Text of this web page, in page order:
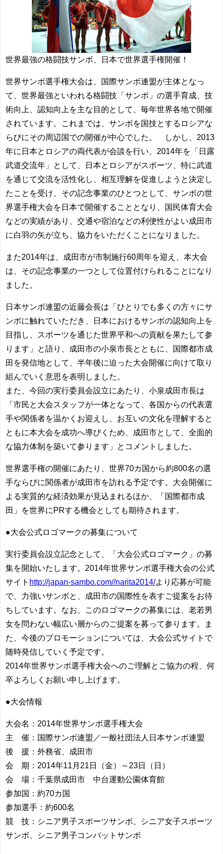
世界最強の格闘技サンボ、日本で世界選手権開催！
世界サンボ選手権大会は、国際サンボ連盟が主体となっ
て、世界最強といわれる格闘技「サンボ」の選手育成、技
術向上、認知向上を主な目的として、毎年世界各地で開催
されています。これまでは、サンボを国技とするロシアな
らびにその周辺国での開催が中心でした。 しかし、2013
年に日本とロシアの両代表が会談を行い、2014年を「日露
武道交流年」として、日本とロシアがスポーツ、特に武道
を通じて交流を活性化し、相互理解を促進しようと決定し
たことを受け、その記念事業のひとつとして、サンボの世
界選手権大会を日本で開催することとなり、国民体育大会
などの実績があり、交通や宿泊などの利便性がよい成田市
に白羽の矢が立ち、協力をいただくことになりました。
また2014年は、成田市が市制施行60周年を迎え、本大会
は、その記念事業の一つとして位置付けられることになり
ました。
日本サンボ連盟の近藤会長は「ひとりでも多くの方々にサ
ンボに触れていただき、日本におけるサンボの認知向上を
目指し、スポーツを通じた世界平和への貢献を果たして参
ります」と語り、成田市の小泉市長とともに、国際都市成
田を発信地として、半年後に迫った大会開催に向けて取り
組んでいく意思を表明しました。
また、今回の実行委員会設立にあたり、小泉成田市長は
「市民と大会スタッフが一体となって、各国からの代表選
手や関係者を温かくお迎えし、お互いの文化を理解すると
ともに本大会を成功へ導びくため、成田市として、全面的
な協力体制を築いて参ります」とコメントしました。
世界選手権の開催にあたり、世界70カ国から約800名の選
手ならびに関係者が成田市を訪れる予定です。大会開催に
よる実質的な経済効果が見込まれるほか、「国際都市成
田」を世界にPRする機会としても期待されます。
●大会公式ロゴマークの募集について
実行委員会設立記念として、「大会公式ロゴマーク」の募
集を開始いたします。2014年世界サンボ選手権大会の公式
サイト http://japan-sambo.com//narita2014/より応募が可能
で、力強いサンボと、成田市の国際性を表すご提案をお待
ちしています。なお、このロゴマークの募集には、老若男
女を問わない幅広い層からのご提案を募って参ります。ま
た、今後のプロモーションについては、大会公式サイトで
随時発信していく予定です。
2014年世界サンボ選手権大会へのご理解とご協力の程、何
卒よろしくお願い申し上げます。
●大会情報
大会名：2014年世界サンボ選手権大会
主 催：国際サンボ連盟／一般社団法人日本サンボ連盟
後 援：外務省、成田市
会 期：2014年11月21日（金）～23日（日）
会 場：千葉県成田市 中台運動公園体育館
参加国：約70カ国
参加選手：約600名
競 技：シニア男子スポーツサンボ、シニア女子スポーツ
サンボ、シニア男子コンバットサンボ